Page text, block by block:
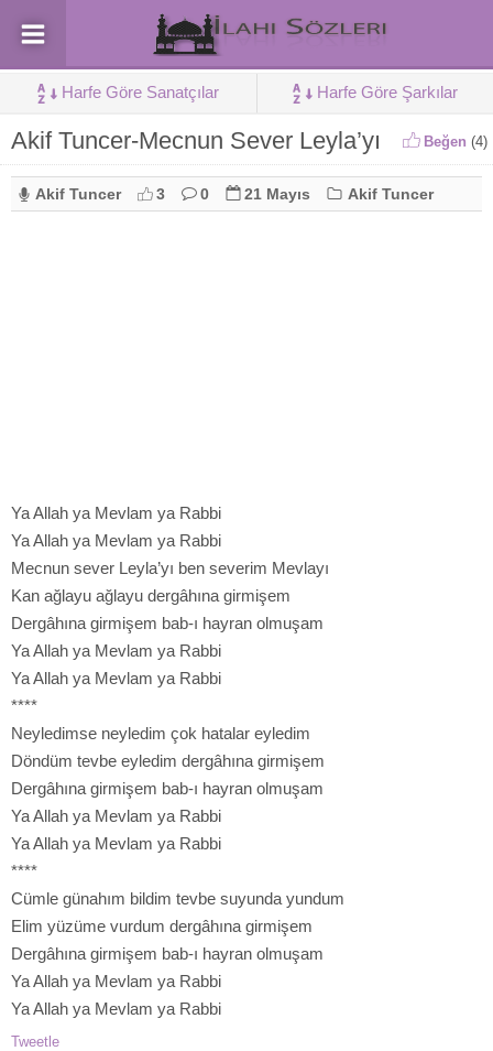
Harfe Göre Sanatçılar Harfe Göre Şarkılar
Akif Tuncer-Mecnun Sever Leyla’yı Beğen (4)
Akif Tuncer 3 0 21 Mayıs Akif Tuncer
Ya Allah ya Mevlam ya Rabbi
Ya Allah ya Mevlam ya Rabbi
Mecnun sever Leyla’yı ben severim Mevlayı
Kan ağlayu ağlayu dergâhına girmişem
Dergâhına girmişem bab-ı hayran olmuşam
Ya Allah ya Mevlam ya Rabbi
Ya Allah ya Mevlam ya Rabbi
****
Neyledimse neyledim çok hatalar eyledim
Döndüm tevbe eyledim dergâhına girmişem
Dergâhına girmişem bab-ı hayran olmuşam
Ya Allah ya Mevlam ya Rabbi
Ya Allah ya Mevlam ya Rabbi
****
Cümle günahım bildim tevbe suyunda yundum
Elim yüzüme vurdum dergâhına girmişem
Dergâhına girmişem bab-ı hayran olmuşam
Ya Allah ya Mevlam ya Rabbi
Ya Allah ya Mevlam ya Rabbi
Tweetle